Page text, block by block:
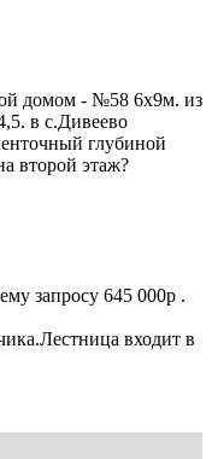
домом - №58 6х9м. из
в с.Дивеево
глубиной
второй этаж?
запросу 645 000р .
входит в